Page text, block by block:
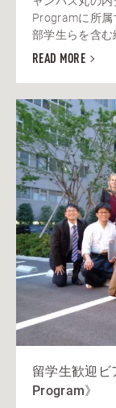
Programに所
部学生らを含
READ MORE
留学生歓迎
Program》